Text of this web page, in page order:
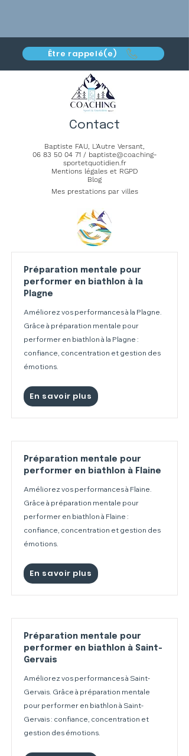
Être rappelé(e)
Contact
Baptiste FAU, L'Autre Versant,
06 83 50 04 71/ baptiste@coaching-
sportetquotidien.fr
Mentions légales et RGPD
Blog
Mes prestations par villes
Préparation mentale pour
performer en biathlon à la
Plagne
Améliorez vos performances à la Plagne.
Grâce à préparation mentale pour
performer en biathlon à la Plagne :
confiance, concentration et gestion des
émotions.
En savoir plus
Préparation mentale pour
performer en biathlon à Flaine
Améliorez vos performances à Flaine.
Grâce à préparation mentale pour
performer en biathlon à Flaine :
confiance, concentration et gestion des
émotions.
En savoir plus
Préparation mentale pour
performer en biathlon à Saint-
Gervais
Améliorez vos performances à Saint-
Gervais. Grâce à préparation mentale
pour performer en biathlon à Saint-
Gervais : confiance, concentration et
gestion des émotions.